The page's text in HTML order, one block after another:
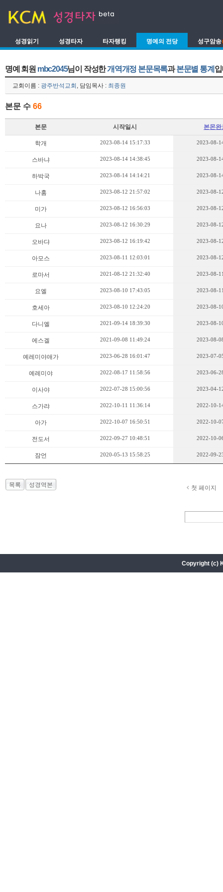
성경읽기 성경타자 타자랭킹 명예의 전당 성구암송
명예 회원 mbc2045님이 작성한개역개정 본문목록과본문별 통계
교회이름 : 광주반석교회 , 담임목사 : 최종원
본문 수 66
본문 시작일시 본몬
학개 2023-08-14 15:17:33 2023-08-
스바냐 2023-08-14 14:38:45 2023-08-
하박국 2023-08-14 14:14:21 2023-08-
나훔 2023-08-12 21:57:02 2023-08-
미가 2023-08-12 16:56:03 2023-08-
요나 2023-08-12 16:30:29 2023-08-
오바댜 2023-08-12 16:19:42 2023-08-
아모스 2023-08-11 12:03:01 2023-08-
로마서 2021-08-12 21:32:40 2023-08-
요엘 2023-08-10 17:43:05 2023-08-
호세아 2023-08-10 12:24:20 2023-08-
다니엘 2021-09-14 18:39:30 2023-08-
에스겔 2021-09-08 11:49:24 2023-08-
예레미야애가 2023-06-28 16:01:47 2023-07-
예레미야 2022-08-17 11:58:56 2023-06-
이사야 2022-07-28 15:00:56 2023-04-
스가랴 2022-10-11 11:36:14 2022-10-
아가 2022-10-07 16:50:51 2022-10-
전도서 2022-09-27 10:48:51 2022-10-
잠언 2020-05-13 15:58:25 2022-09-
목록 성경역본 첫 페이지
Copyright (c)